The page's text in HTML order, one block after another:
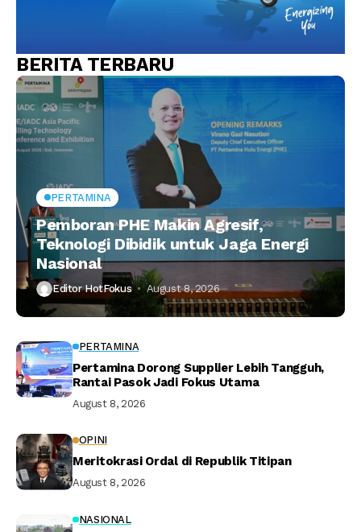
BERITA TERBARU
PERTAMINA
Pemboran PHE Makin Agresif,
Teknologi Dibidik untuk Jaga Energi
Nasional
Editor HotFokus August 8, 2026
PERTAMINA
Pertamina Dorong Supplier Lebih Tangguh,
Rantai Pasok Jadi Fokus Utama
August 8, 2026
OPINI
Meritokrasi Ordal di Republik Titipan
August 8, 2026
NASIONAL